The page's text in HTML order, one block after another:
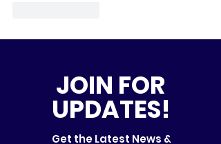
JOIN FOR
UPDATES!
Get the Latest News &